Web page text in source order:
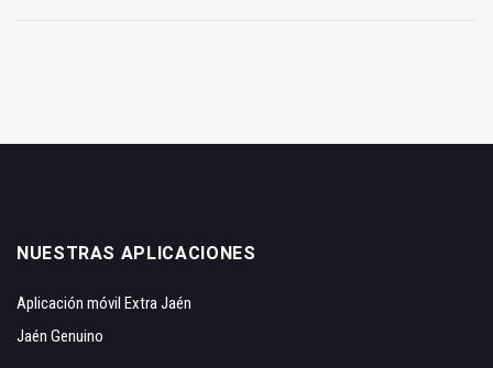
NUESTRAS APLICACIONES
Aplicación móvil Extra Jaén
Jaén Genuino